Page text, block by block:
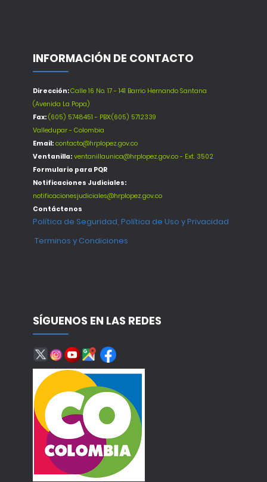
INFORMACIÓN DE CONTACTO
Dirección:Calle 16 No. 17 - 141 Barrio Hernando Santana
(Avenida La Popa)
Fax: (605) 5748451 - PBX:(605) 5712339
Valledupar - Colombia
Email: contacto@hrplopez.gov.co
Ventanilla: ventanillaunica@hrplopez.gov.co - Ext. 3502
Formulario para PQR
Notificaciones Judiciales:
notificacionesjudiciales@hrplopez.gov.co
Contáctenos
Política de Seguridad, Política de Uso y Privacidad
Terminos y Condiciones
SÍGUENOS EN LAS REDES